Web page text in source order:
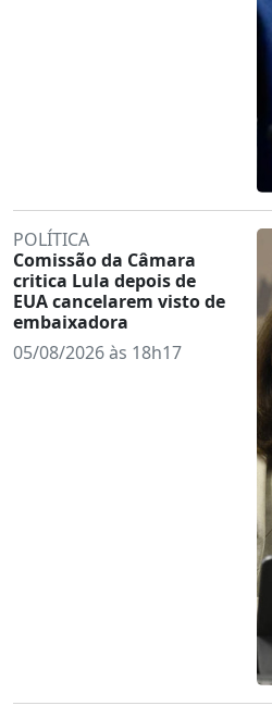
POLÍTICA
Comissão da Câmara
critica Lula depois de
EUA cancelarem visto de
embaixadora
05/08/2026 às 18h17